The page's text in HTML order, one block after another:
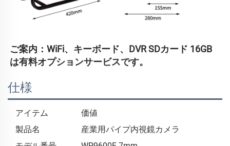
ご案内：WiFi、キーボード、DVR SDカード 16GB
は有料オプションサービスです。
仕様
アイテム
価値
製品名
産業用パイプ内視鏡カメラ